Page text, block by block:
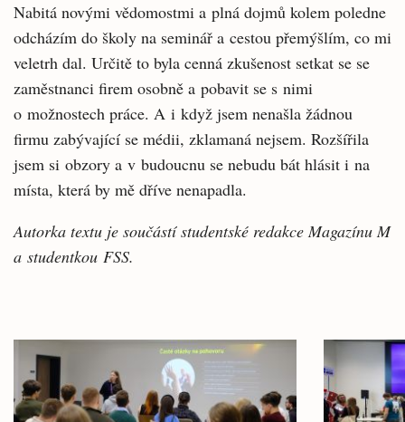
Nabitá novými vědomostmi a plná dojmů kolem poledne
odcházím do školy na seminář a cestou přemýšlím, co mi
veletrh dal. Určitě to byla cenná zkušenost setkat se se
zaměstnanci firem osobně a pobavit se s nimi
o možnostech práce. A i když jsem nenašla žádnou
firmu zabývající se médii, zklamaná nejsem. Rozšířila
jsem si obzory a v budoucnu se nebudu bát hlásit i na
místa, která by mě dříve nenapadla.
Autorka textu je součástí studentské redakce Magazínu M
a studentkou FSS.
Související
články